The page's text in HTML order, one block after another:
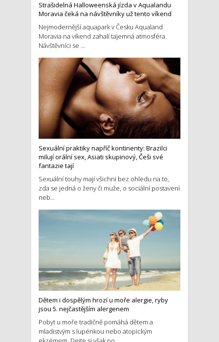
Strašidelná Halloweenská jízda v Aqualandu
Moravia čeká na návštěvníky už tento víkend
Nejmodernější aquapark v Česku Aqualand
Moravia na víkend zahalí tajemná atmosféra.
Návštěvníci se ...
Sexuální praktiky napříč kontinenty: Brazilci
milují orální sex, Asiati skupinový, Češi své
fantazie tají
Sexuální touhy mají všichni bez ohledu na to,
zda se jedná o ženy či muže, o sociální postavení
neb...
Dětem i dospělým hrozí u moře alergie, ryby
jsou 5. nejčastějším alergenem
Pobyt u moře tradičně pomáhá dětem a
mladistvým s lupénkou nebo atopickým